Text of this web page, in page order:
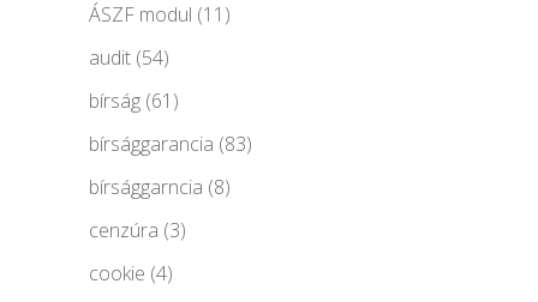
ÁSZF modul (11)
audit (54)
bírság (61)
bírsággarancia (83)
bírsággarncia (8)
cenzúra (3)
cookie (4)